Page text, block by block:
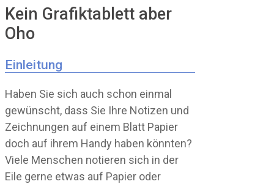
Kein Grafiktablett aber
Oho
Einleitung
Haben Sie sich auch schon einmal
gewünscht, dass Sie Ihre Notizen und
Zeichnungen auf einem Blatt Papier
doch auf ihrem Handy haben könnten?
Viele Menschen notieren sich in der
Eile gerne etwas auf Papier oder